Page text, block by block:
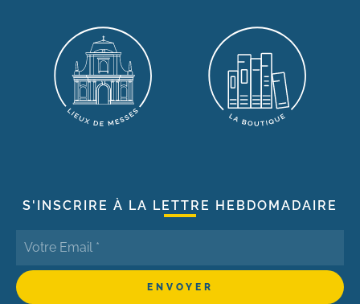
S'INSCRIRE À LA LETTRE HEBDOMADAIRE